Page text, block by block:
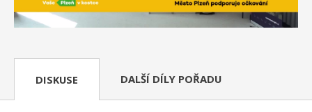
DISKUSE DALŠÍ DÍLY POŘADU